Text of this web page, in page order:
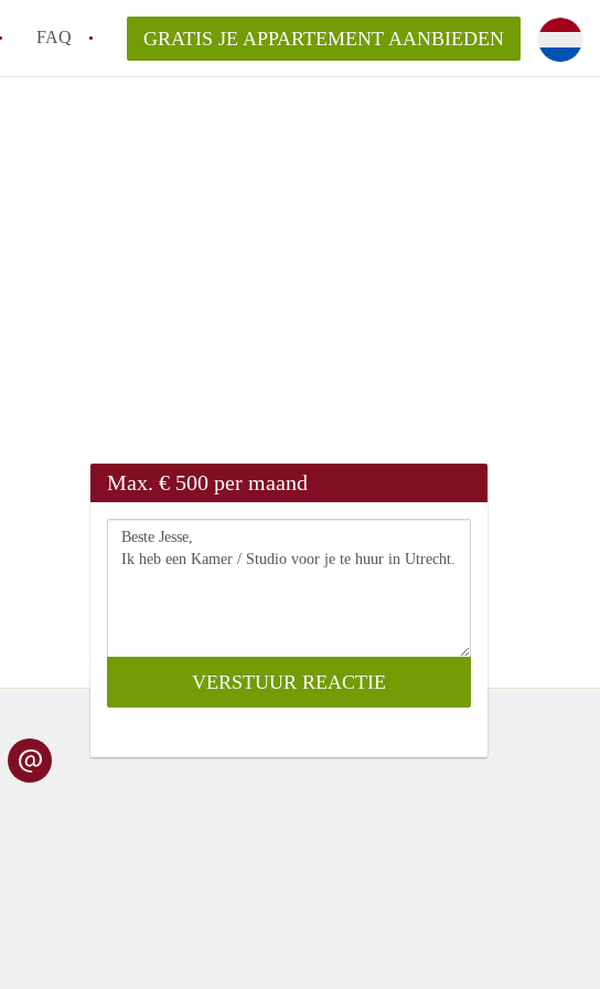
FAQ
van AppartementenUtrecht ?
voor het aangeboden
in Utrecht?
GRATIS JE APPARTEMENT AANBIEDEN
Max. € 500 per maand